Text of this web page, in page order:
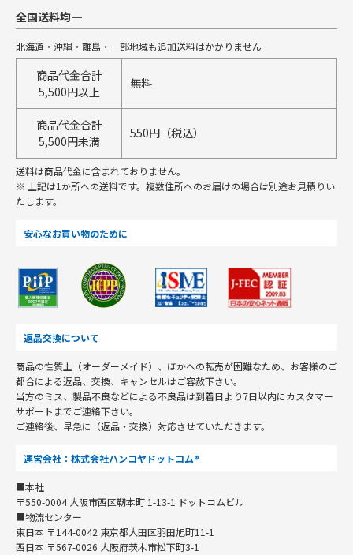
全国送料均一
北海道・沖縄・離島・一部地域も追加送料はかかりません
商品代金合計
5,500円以上
無料
商品代金合計
5,500円未満
550円（税込）
送料は商品代金に含まれておりません。
※ 上記は1か所への送料です。複数住所へのお届けの場合は別途お見積りい
たします。
安心なお買い物のために
返品交換について
商品の性質上（オーダーメイド）、ほかへの転売が困難なため、お客様のご
都合による返品、交換、キャンセルはご容赦下さい。
当方のミス、製品不良などによる不良品は到着日より7日以内にカスタマー
サポートまでご連絡下さい。
ご連絡後、早急に（返品・交換）対応させていただきます。
運営会社：株式会社ハンコヤドットコム®
■本社
〒550-0004 大阪市西区靭本町 1-13-1 ドットコムビル
■物流センター
東日本 〒144-0042 東京都大田区羽田旭町11-1
西日本 〒567-0026 大阪府茨木市松下町3-1